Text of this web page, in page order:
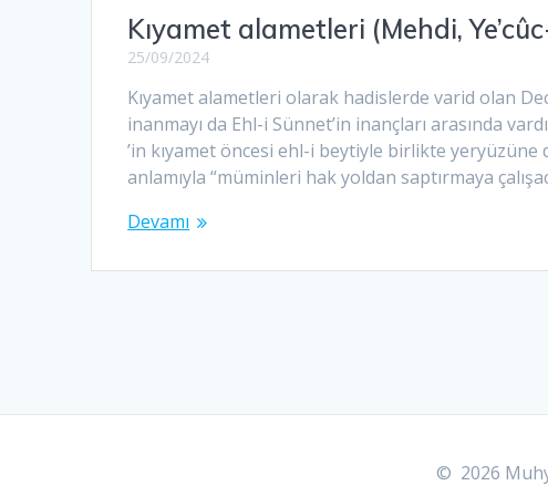
Kıyamet alametleri (Mehdi,
25/09/2024
Kıyamet alametleri olarak hadislerde varid olan
inanmayı da Ehl-i Sünnet’in inançları arasında
’in kıyamet öncesi ehl-i beytiyle birlikte
anlamıyla “müminleri hak yoldan saptırmaya
Devamı
© 2026